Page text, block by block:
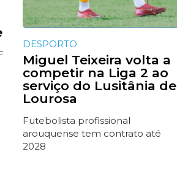
DESPORTO
Miguel Teixeira volta a
competir na Liga 2 ao
serviço do Lusitânia de
Lourosa
Futebolista profissional
arouquense tem contrato até
2028